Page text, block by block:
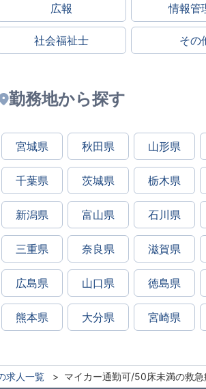
広報 情報管
社会福祉士 その
勤務地から探す
宮城県 秋田県 山形県
千葉県 茨城県 栃木県
新潟県 富山県 石川県
三重県 奈良県 滋賀県
広島県 山口県 徳島県
熊本県 大分県 宮崎県
求人一覧 マイカー通勤可/50床未満の救